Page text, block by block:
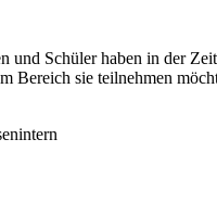
und Schüler haben in der
Bereich sie teilnehmen